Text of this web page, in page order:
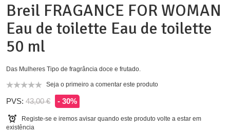
Breil FRAGANCE FOR WOMAN
Eau de toilette Eau de toilette
50 ml
Das Mulheres Tipo de fragrância doce e frutado.
Seja o primeiro a comentar este produto
PVS: 43,00 € - 30%
Registe-se e iremos avisar quando este produto volte a estar em
existência